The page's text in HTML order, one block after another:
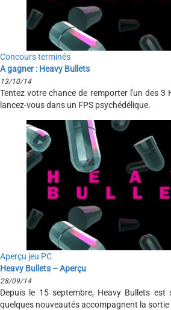
Concours terminés
A gagner : Heavy Bullets
13/10/14
Tentez votre chance de remporter l'un des 3
lancez-vous dans un FPS psychédélique.
Aperçu jeu PC
Heavy Bullets – Aperçu
28/09/14
Depuis le 15 septembre, Heavy Bullets
quelques nouveautés accompagnent la sortie